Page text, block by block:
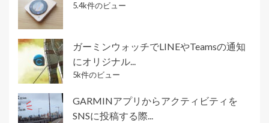
5.4k件のビュー
ガーミンウォッチでLINEやTeamsの通知
にオリジナル...
5k件のビュー
GARMINアプリからアクティビティを
SNSに投稿する際...